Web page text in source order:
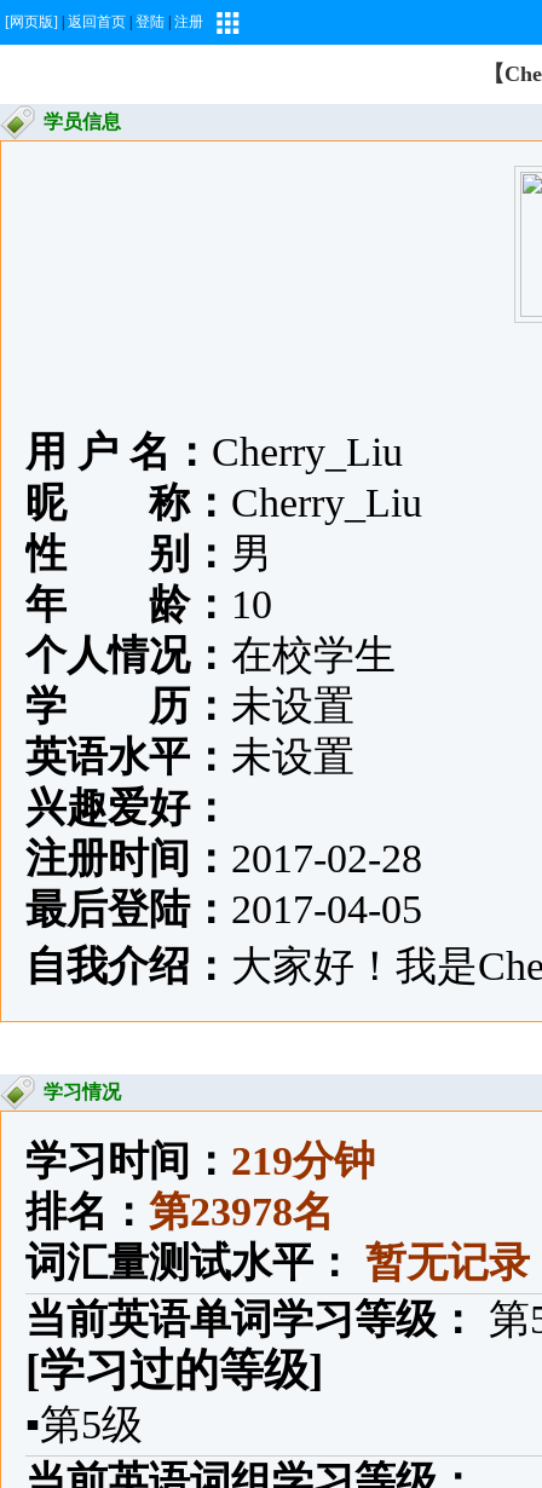
[网页版] 返回首页 登陆 注册
【
学员信息
用 户 名： Cherry_Liu
昵 称： Cherry_Liu
性 别： 男
年 龄： 10
个人情况： 在校学生
学 历： 未设置
英语水平： 未设置
兴趣爱好：
注册时间： 2017-02-28
最后登陆： 2017-04-05
自我介绍： 大家好！我是
学习情况
学习时间： 219分钟
排名： 第23978名
词汇量测试水平： 暂无记录
当前英语单词学习等级：
第
[学习过的等级]
▪第5级